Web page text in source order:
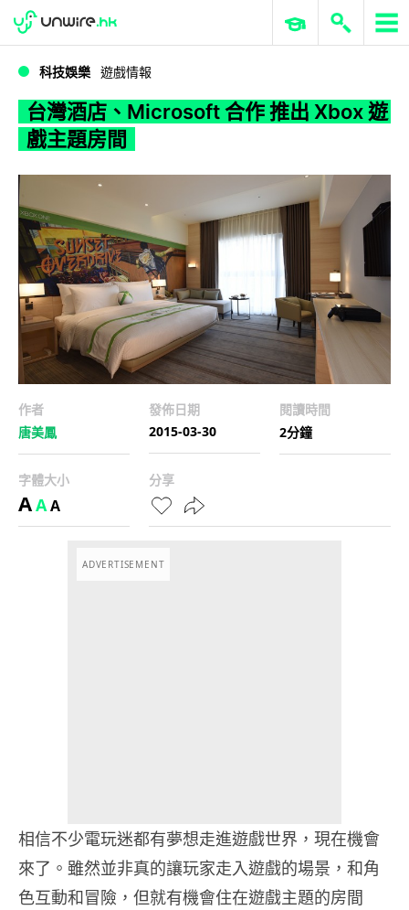
WWDC 2026 ERP 與商業 AI
科技娛樂 遊戲情報
台灣酒店、Microsoft 合作 推出 Xbox 遊
戲主題房間
作者
唐美鳳
發佈日期
2015-03-30
閱讀時間
2分鐘
字體大小
AAA
分享
ADVERTISEMENT
相信不少電玩迷都有夢想走進遊戲世界，現在機會
來了。雖然並非真的讓玩家走入遊戲的場景，和角
色互動和冒險，但就有機會住在遊戲主題的房間